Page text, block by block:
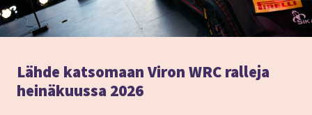
Lähde katsomaan Viron WRC ralleja
heinäkuussa 2026